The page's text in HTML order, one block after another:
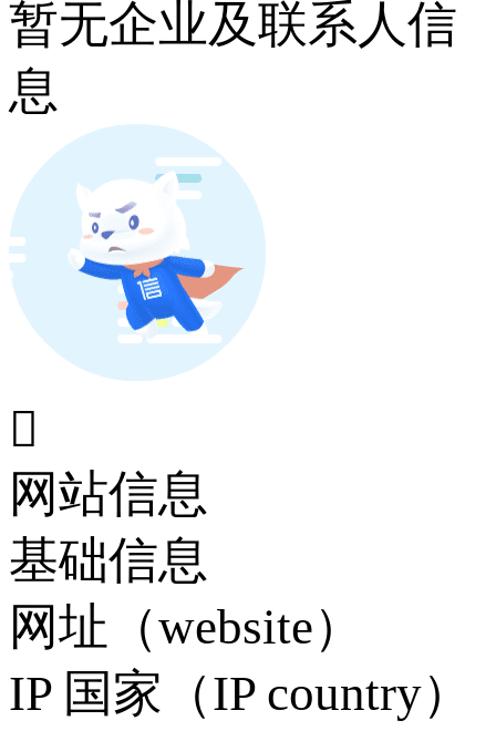
暂无企业及联系人信
息

网站信息
基础信息
网址（website）
IP 国家（IP country）